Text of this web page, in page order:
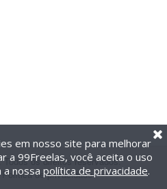
Todos os direitos reservados.
Política de privacidade
em nosso site para melhorar
a 99Freelas, você aceita o uso
nossa política de privacidade.